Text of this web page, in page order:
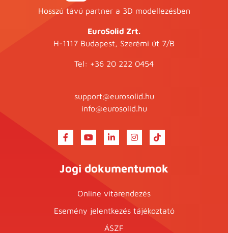
Hosszú távú partner a 3D modellezésben
EuroSolid Zrt.
H-1117 Budapest, Szerémi út 7/B
Tel: +36 20 222 0454
support@eurosolid.hu
info@eurosolid.hu
Jogi dokumentumok
Online vitarendezés
Esemény jelentkezés tájékoztató
ÁSZF